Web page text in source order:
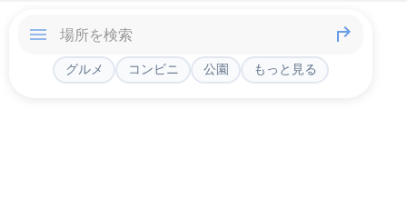
グルメ コンビニ 公園 もっと見る